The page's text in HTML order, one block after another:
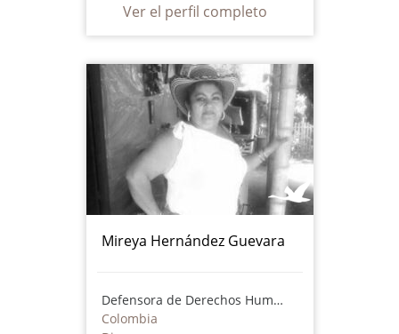
Ver el perfil completo
Mireya Hernández Guevara
Defensora de Derechos Humanos
Colombia